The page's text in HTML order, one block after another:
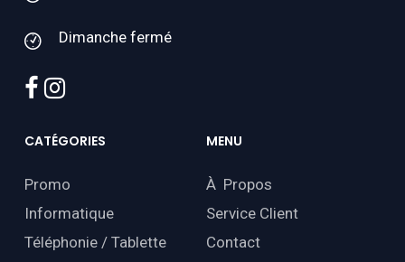
Dimanche fermé
facebook
instagram
CATÉGORIES
Promo
Informatique
Téléphonie / Tablette
MENU
À Propos
Service Client
Contact